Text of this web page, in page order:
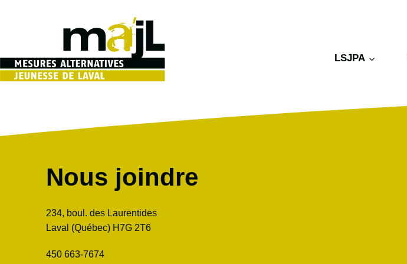
LSJPA
Nous joindre
234, boul. des Laurentides
Laval (Québec) H7G 2T6
450 663-7674